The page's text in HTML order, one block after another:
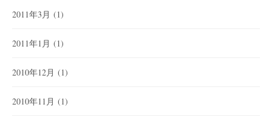
2011年3月 (1)
2011年1月 (1)
2010年12月 (1)
2010年11月 (1)